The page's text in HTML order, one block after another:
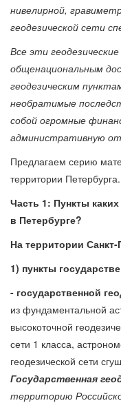
нивелирной,
геодезической сети
Все эти
общенациональным
геодезическим
необратимые
собой огромные
административную
Предлагаем серию
территории
Часть 1: Пункты
в Петербурге?
На территории
1) пункты
- государственной
из фундаментальной
высокоточной
сети 1 класса,
геодезической сети
Государственная
территорию